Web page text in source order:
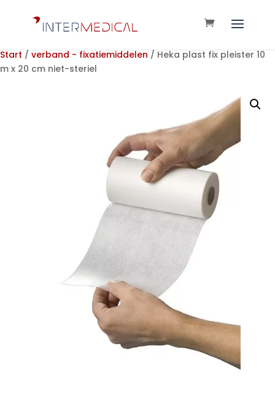
Start / verband - fixatiemiddelen / Heka plast fix pleister 10
m x 20 cm niet-steriel